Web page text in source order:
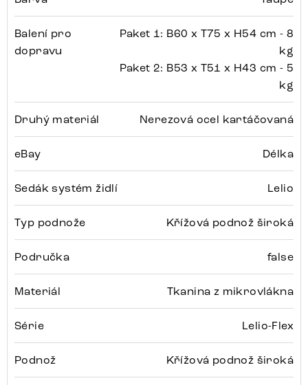
Balení pro
dopravu
Paket 1: B60 x T75 x H54 cm - 8
kg
Paket 2: B53 x T51 x H43 cm - 5
kg
Druhý materiál Nerezová ocel kartáčovaná
eBay Délka
Sedák systém židlí Lelio
Typ podnože Křížová podnož široká
Područka false
Materiál Tkanina z mikrovlákna
Série Lelio-Flex
Podnož Křížová podnož široká